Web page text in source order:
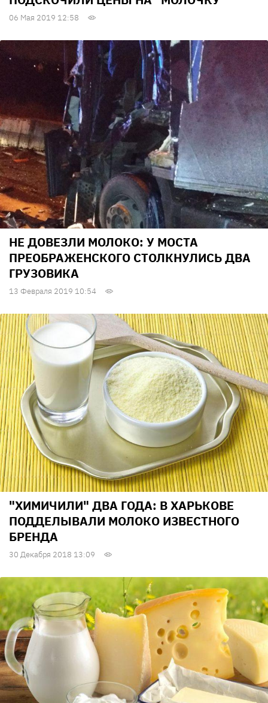
06 Мая 2019 12:58
НЕ ДОВЕЗЛИ МОЛОКО: У МОСТА
ПРЕОБРАЖЕНСКОГО СТОЛКНУЛИСЬ ДВА
ГРУЗОВИКА
13 Февраля 2019 10:54
"ХИМИЧИЛИ" ДВА ГОДА: В ХАРЬКОВЕ
ПОДДЕЛЫВАЛИ МОЛОКО ИЗВЕСТНОГО
БРЕНДА
30 Декабря 2018 13:09